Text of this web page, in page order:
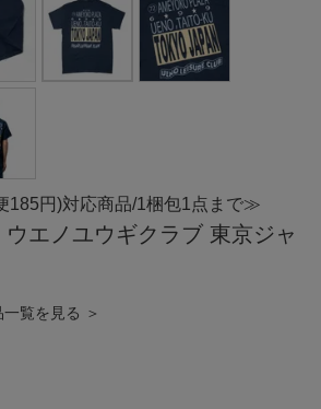
185円)対応商品/1梱包1点まで≫
ウエノユウギクラブ 東京ジャ
覧を見る ＞